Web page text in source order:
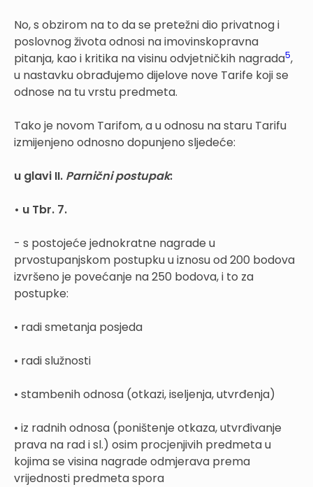
No, s obzirom na to da se pretežni dio privatnog i
poslovnog života odnosi na imovinskopravna
pitanja, kao i kritika na visinu odvjetničkih nagrada5,
u nastavku obrađujemo dijelove nove Tarife koji se
odnose na tu vrstu predmeta.
Tako je novom Tarifom, a u odnosu na staru Tarifu
izmijenjeno odnosno dopunjeno sljedeće:
u glavi II. Parnični postupak:
• u Tbr. 7.
- s postojeće jednokratne nagrade u
prvostupanjskom postupku u iznosu od 200 bodova
izvršeno je povećanje na 250 bodova, i to za
postupke:
• radi smetanja posjeda
• radi služnosti
• stambenih odnosa (otkazi, iseljenja, utvrđenja)
• iz radnih odnosa (poništenje otkaza, utvrđivanje
prava na rad i sl.) osim procjenjivih predmeta u
kojima se visina nagrade odmjerava prema
vrijednosti predmeta spora